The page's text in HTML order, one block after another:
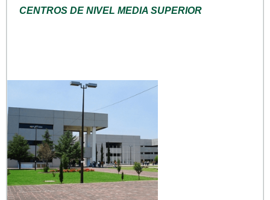
CENTROS DE NIVEL MEDIA SUPERIOR